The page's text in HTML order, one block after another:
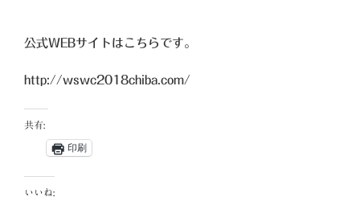
公式WEBサイトはこちらです。
http://wswc2018chiba.com/
共有:
印刷
いいね: